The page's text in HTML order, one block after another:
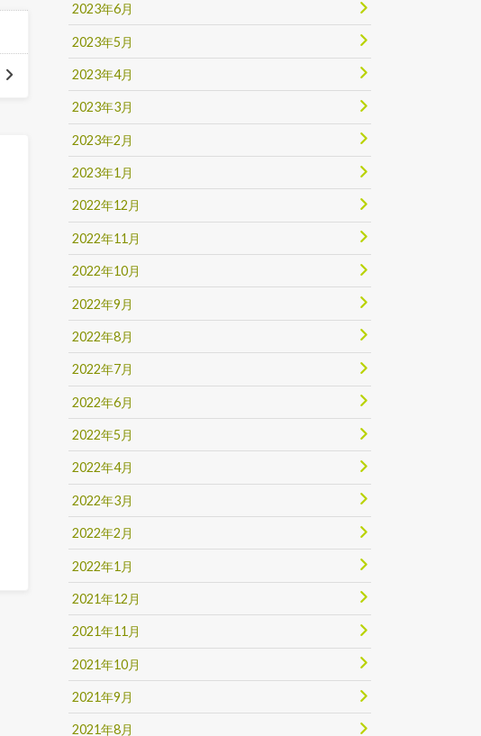
2023年6月
2023年5月
2023年4月
2023年3月
2023年2月
2023年1月
2022年12月
2022年11月
2022年10月
2022年9月
2022年8月
2022年7月
2022年6月
2022年5月
2022年4月
2022年3月
2022年2月
2022年1月
2021年12月
2021年11月
2021年10月
2021年9月
2021年8月